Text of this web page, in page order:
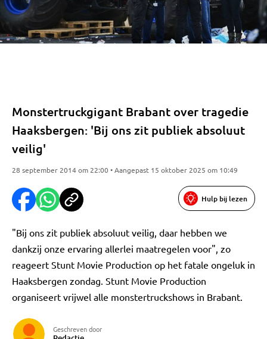
Monstertruckgigant Brabant over tragedie
Haaksbergen: 'Bij ons zit publiek absoluut
veilig'
28 september 2014 om 22:00 • Aangepast 15 oktober 2025 om 10:49
Hulp bij lezen
"Bij ons zit publiek absoluut veilig, daar hebben we
dankzij onze ervaring allerlei maatregelen voor", zo
reageert Stunt Movie Production op het fatale ongeluk in
Haaksbergen zondag. Stunt Movie Production
organiseert vrijwel alle monstertruckshows in Brabant.
Geschreven door